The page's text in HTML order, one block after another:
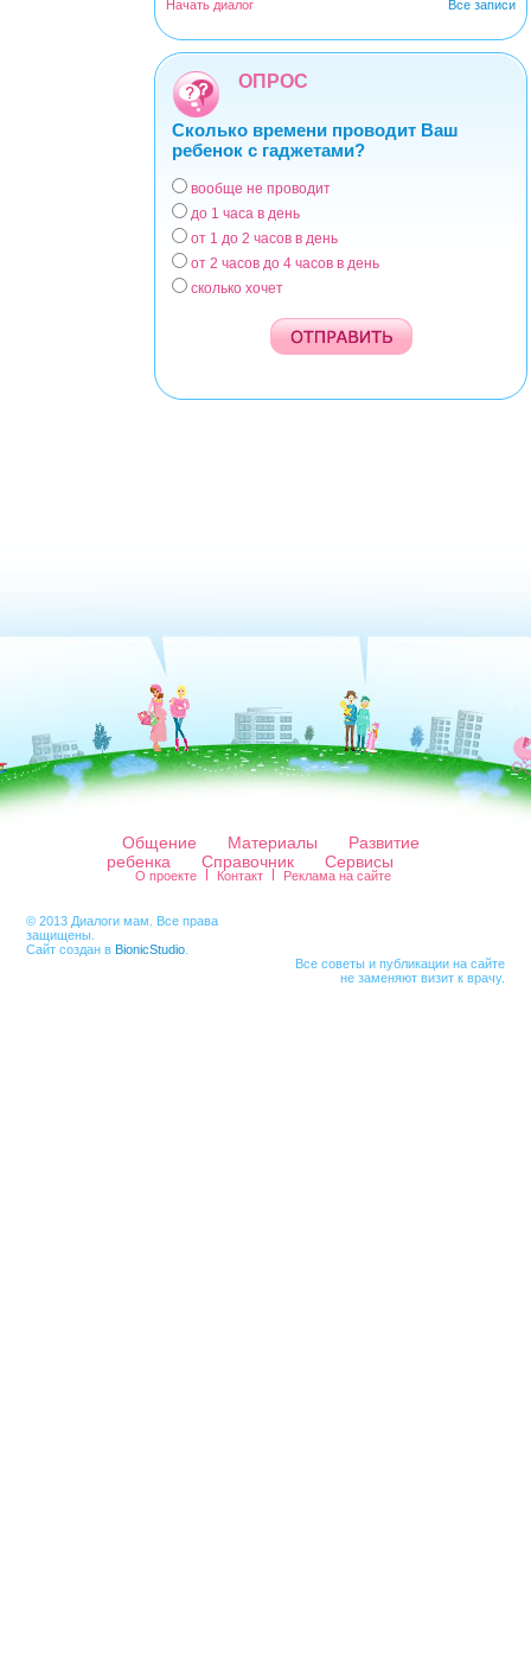
Все записи
Начать диалог
ОПРОС
Сколько времени проводит Ваш
ребенок с гаджетами?
Варианты
вообще не проводит
до 1 часа в день
от 1 до 2 часов в день
от 2 часов до 4 часов в день
сколько хочет
Общение Материалы
Развитие
ребенка
Справочник Сервисы
О проекте Контакт Реклама на сайте
© 2013 Диалоги мам. Все права
защищены.
Сайт создан в BionicStudio
Все советы и публикации на сайте
не заменяют визит к врачу.